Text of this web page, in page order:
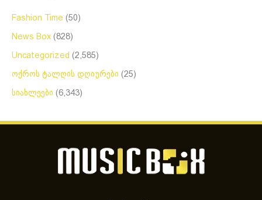
Fashion Time (50)
News Box (828)
Uncategorized (2,585)
ოქროს ტალღის დღიურები (25)
სიახლეები (6,343)